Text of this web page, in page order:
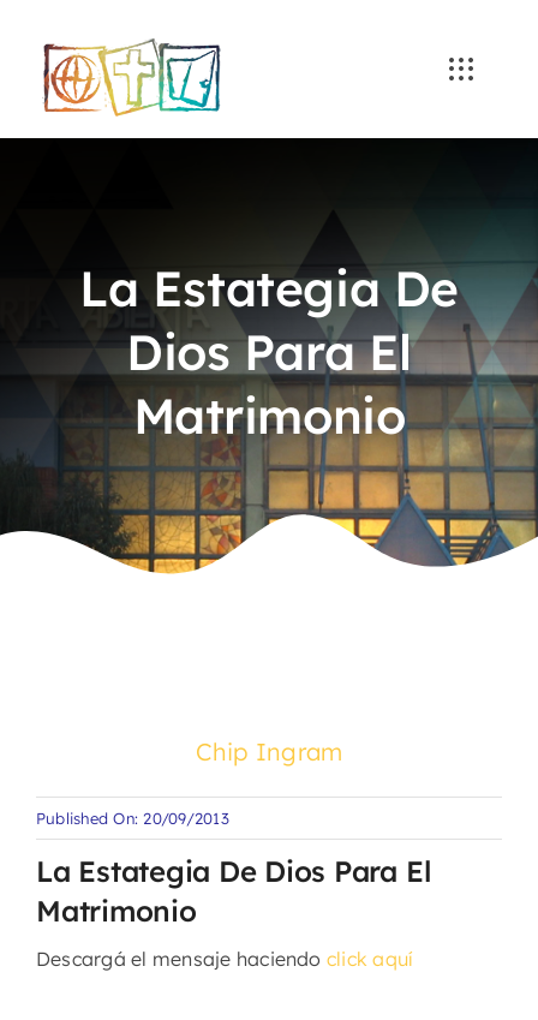
content
La Estategia De
Dios Para El
Matrimonio
Chip Ingram
Published On: 20/09/2013
La Estategia De Dios Para El
Matrimonio
Descargá el mensaje haciendo click aquí